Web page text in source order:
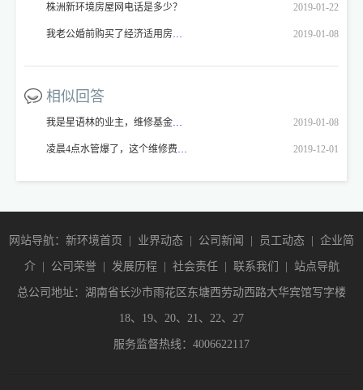
株洲新环境房屋网电话是多少？ 2019-01-22
我老公婚前购买了经济适用房（2003年的房），2月结婚。我于今年4月落户长沙。我原籍四川。现要办理房屋产权，按照小区公告： 2、凡办理审批单时为未婚，但现已经结婚的经济适用房业主，须提交本人和配偶结婚证、户口本、身份证三样原件和复印件。如配偶系外地户口的或1997年后由外地迁入长沙的须提供户口所在地或原户口所在地房改办出具的无房证明。 我就要回到四川去办理无房证明。我去当地的房管局，工作人员不办理，说不符合法规，他们的存档里只能证明有房，但是上面没有记录的，他们不能确定是否是有房，而没去办理产权。我就不明白了，长沙要求办理，四川不能办理。那我这个事情请问我到底应该怎么办？我的户籍已经落到长沙，原籍就不管了。现在的zf办事人员态度恶劣，大老远去办不了事，心里万分难过。zf是为人们办好事办实事的，为什么要为难我们呢？ 2019-01-08
相似回答
我是星语林的业主，维修基金我已如数上缴，但我在房产局网站上的维修基金查询中，查得我帐上的余额为‘0’，不知为何。是否可以解释一下。谢谢！ 2019-01-08
凌晨4点水管爆了，这个维修费是房东和中介方承担还是租户承担？ 2019-12-01
网站导航：新环境首页 业界动态 公司新闻 员工动态 企业简
介| 公司荣誉| 发展历程 社会责任| 联系我们 站点导航
总公司地址：湖南省长沙市雨花区东塘西劳动西路大华宾馆写字楼
18、19、20、21、22、27
服务监督热线：4006622117